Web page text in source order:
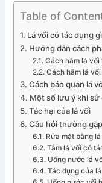
Table of
Lá vối có tác dụng
Hướng dẫn cách
Cách hãm lá vối
Cách hãm lá
Cách bảo quản lá
Một số lưu ý khi sử
Tác hại của lá vối
Câu hỏi thường
Rửa mặt bằng
Tắm lá vối có
Uống nước lá
Tác dụng của